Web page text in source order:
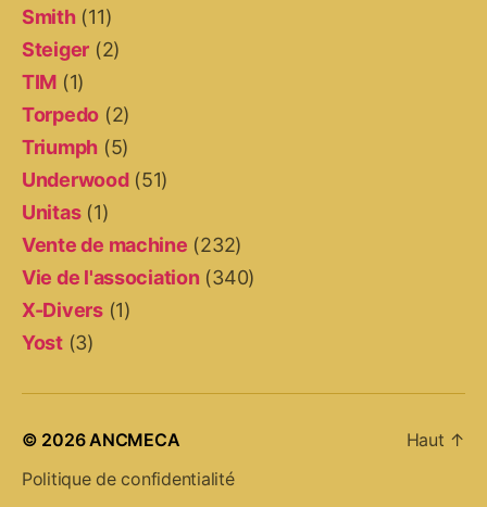
Smith(11)
Steiger (2)
TIM (1)
Torpedo (2)
Triumph (5)
Underwood(51)
Unitas(1)
Vente de machine (232)
Vie de l'association (340)
X-Divers(1)
Yost(3)
© 2026 ANCMECA
Politique de confidentialité
Haut ↑